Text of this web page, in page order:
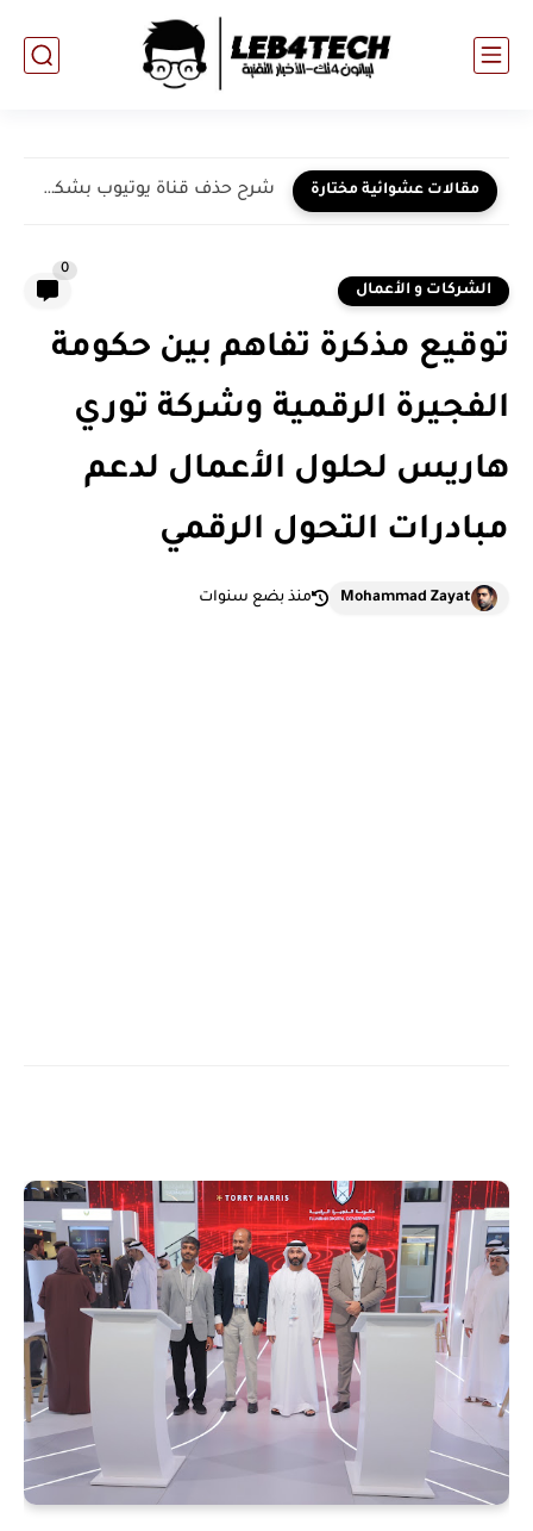
مقالات عشوائية مختارة شرح حذف قناة يوتيوب بشكل نهائي 2025
الشركات و الأعمال
0
توقيع مذكرة تفاهم بين حكومة
الفجيرة الرقمية وشركة توري
هاريس لحلول الأعمال لدعم
مبادرات التحول الرقمي
Mohammad Zayat منذ بضع سنوات